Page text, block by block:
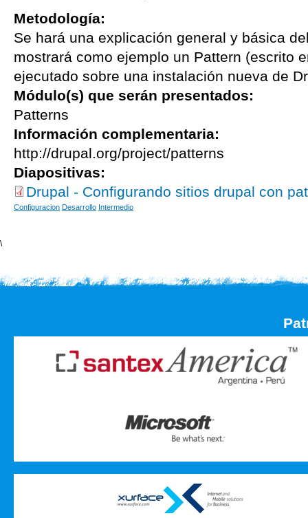
Metodología:
Se hará una explicación general y básica
mostrará como ejemplo un Pattern (escrito
ejecutado sobre una instalación nueva de
Módulo(s) que serán presentados:
Patterns
Información complementaria:
http://drupal.org/project/patterns
Diapositivas:
Drupal - Configurando sitios drupal con
Configuracion Desarrollo Intermedio
\